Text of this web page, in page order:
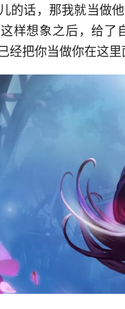
的话，那我就当做
样想象之后，给
经把你当做你在这